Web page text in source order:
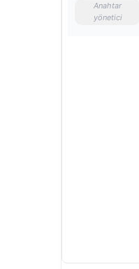
Anahtar
yönetici